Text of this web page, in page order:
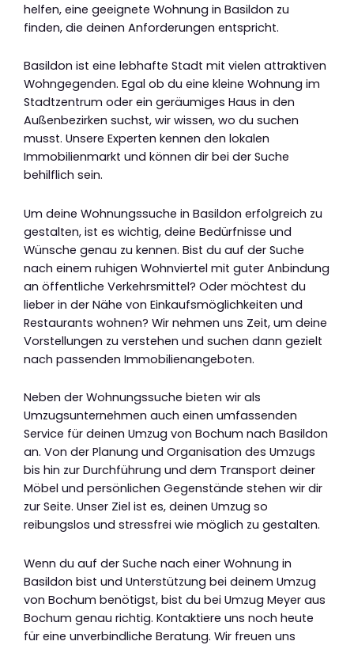
helfen, eine geeignete Wohnung in Basildon zu
finden, die deinen Anforderungen entspricht.
Basildon ist eine lebhafte Stadt mit vielen attraktiven
Wohngegenden. Egal ob du eine kleine Wohnung im
Stadtzentrum oder ein geräumiges Haus in den
Außenbezirken suchst, wir wissen, wo du suchen
musst. Unsere Experten kennen den lokalen
Immobilienmarkt und können dir bei der Suche
behilflich sein.
Um deine Wohnungssuche in Basildon erfolgreich zu
gestalten, ist es wichtig, deine Bedürfnisse und
Wünsche genau zu kennen. Bist du auf der Suche
nach einem ruhigen Wohnviertel mit guter Anbindung
an öffentliche Verkehrsmittel? Oder möchtest du
lieber in der Nähe von Einkaufsmöglichkeiten und
Restaurants wohnen? Wir nehmen uns Zeit, um deine
Vorstellungen zu verstehen und suchen dann gezielt
nach passenden Immobilienangeboten.
Neben der Wohnungssuche bieten wir als
Umzugsunternehmen auch einen umfassenden
Service für deinen Umzug von Bochum nach Basildon
an. Von der Planung und Organisation des Umzugs
bis hin zur Durchführung und dem Transport deiner
Möbel und persönlichen Gegenstände stehen wir dir
zur Seite. Unser Ziel ist es, deinen Umzug so
reibungslos und stressfrei wie möglich zu gestalten.
Wenn du auf der Suche nach einer Wohnung in
Basildon bist und Unterstützung bei deinem Umzug
von Bochum benötigst, bist du bei Umzug Meyer aus
Bochum genau richtig. Kontaktiere uns noch heute
für eine unverbindliche Beratung. Wir freuen uns